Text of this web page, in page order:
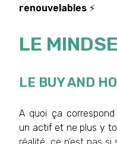
renouvelables ⚡️
LE
LE BUY AND
A quoi ça
un actif et ne plus y